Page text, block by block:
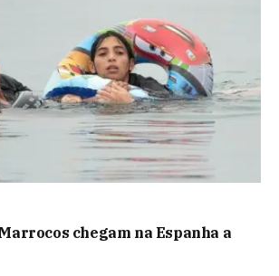
chegam na Espanha a